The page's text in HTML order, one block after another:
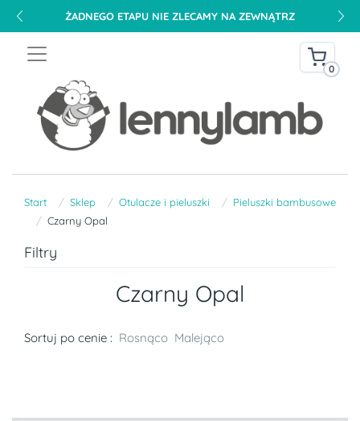
ŻADNEGO ETAPU NIE ZLECAMY NA ZEWNĄTRZ
0
Start Sklep Otulacze i pieluszki
Pieluszki bambusowe
Czarny Opal
Filtry
Czarny Opal
Sortuj po cenie : Rosnąco Malejąco